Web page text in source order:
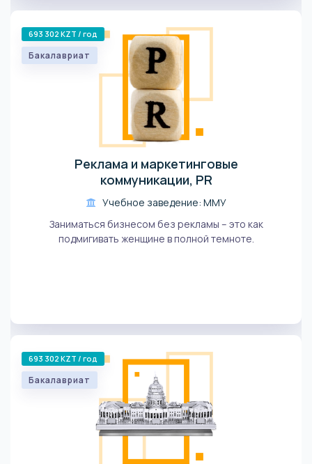
693 302 KZT / год
Бакалавриат
Реклама и маркетинговые
коммуникации, PR
Учебное заведение: ММУ
Заниматься бизнесом без рекламы – это как
подмигивать женщине в полной темноте.
693 302 KZT / год
Бакалавриат